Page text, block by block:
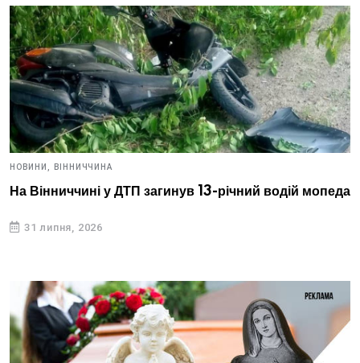
НОВИНИ, ВІННИЧЧИНА
На Вінниччині у ДТП загинув 13-річний водій мопеда
31 липня, 2026